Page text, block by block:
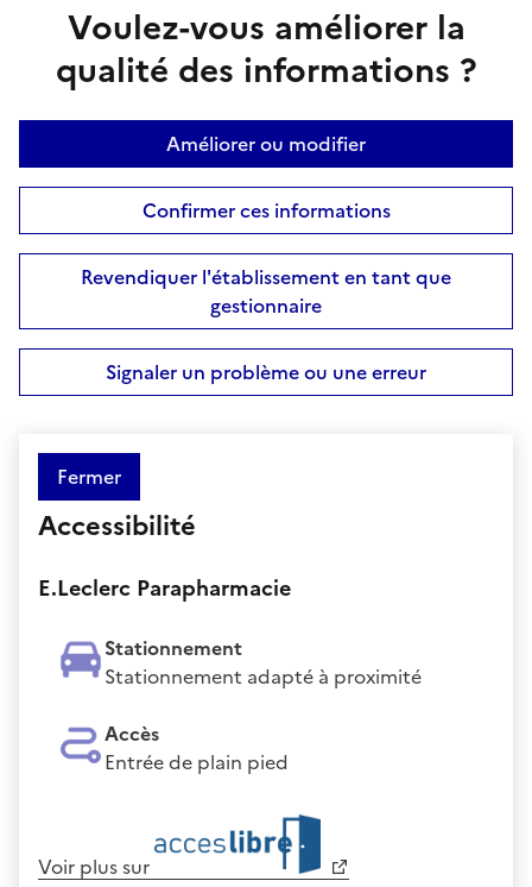
Voulez-vous améliorer la
qualité des informations ?
Améliorer ou modifier
Confirmer ces informations
Revendiquer l'établissement en tant que
gestionnaire
Signaler un problème ou une erreur
Fermer
Accessibilité
E.Leclerc Parapharmacie
Stationnement
Stationnement adapté à proximité
Accès
Entrée de plain pied
Voir plus sur